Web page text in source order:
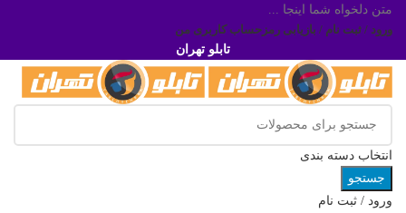
متن دلخواه شما اینجا ...
ورود / ثبت نام / بازیابی رمز حساب کاربری من
تابلو تهران
انتخاب دسته بندی
جستجو
ورود / ثبت نام